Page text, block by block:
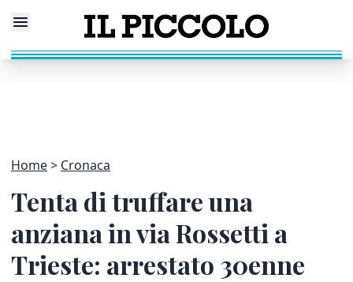
Home Cronaca
Tenta di truffare una
anziana in via Rossetti a
Trieste: arrestato 30enne